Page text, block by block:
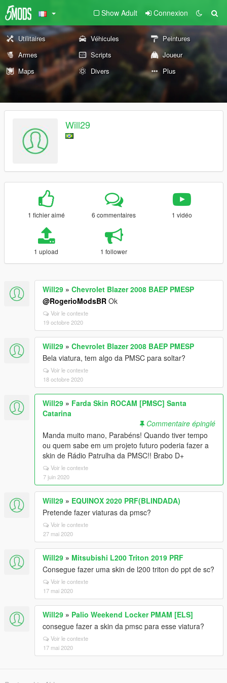
Show Adult Connexion
Utilitaires Véhicules
Peintures
Armes
Scripts
Joueur
Maps
Divers Plus
Will29
1 fichier aimé 6 commentaires 1 vidéo
1 upload 1 follower
Will29 » Chevrolet Blazer 2008 BAEP PMESP
@RogerioModsBR Ok
Voir le contexte
19 octobre 2020
Will29 » Chevrolet Blazer 2008 BAEP PMESP
Bela viatura, tem algo da PMSC para soltar?
Voir le contexte
18 octobre 2020
Will29 » Farda Skin ROCAM [PMSC] Santa
Catarina
Commentaire épinglé
Manda muito mano, Parabéns! Quando tiver tempo
ou quem sabe em um projeto futuro poderia fazer a
skin de Rádio Patrulha da PMSC!! Brabo D+
Voir le contexte
7 juin 2020
Will29 » EQUINOX 2020 PRF(BLINDADA)
Pretende fazer viaturas da pmsc?
Voir le contexte
27 mai 2020
Will29 » Mitsubishi L200 Triton 2019 PRF
Consegue fazer uma skin de l200 triton do ppt de sc?
Voir le contexte
17 mai 2020
Will29 » Palio Weekend Locker PMAM [ELS]
consegue fazer a skin da pmsc para esse viatura?
Voir le contexte
17 mai 2020